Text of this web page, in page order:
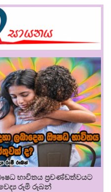
භාවිතය ප්‍රචණ්ඩත්වයට
රූමි රූබන්